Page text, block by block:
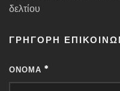
δελτίου
ΓΡΉΓΟΡΗ
ΌΝΟΜΑ *